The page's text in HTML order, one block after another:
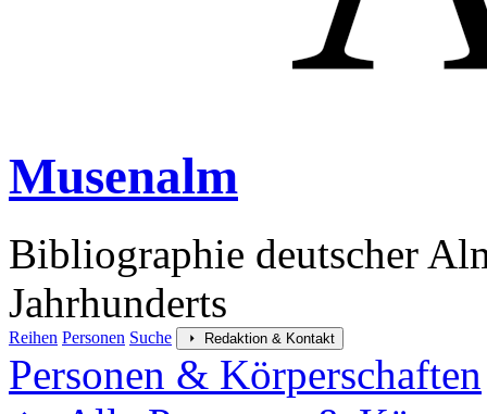
Musenalm
Bibliographie deutscher
Jahrhunderts
Reihen Personen Suche Redaktion & Kontakt
Personen & Körperschaften